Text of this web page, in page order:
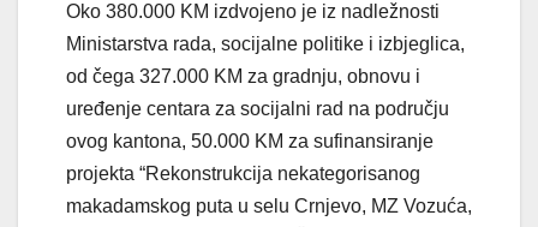
Oko 380.000 KM izdvojeno je iz nadležnosti
Ministarstva rada, socijalne politike i izbjeglica,
od čega 327.000 KM za gradnju, obnovu i
uređenje centara za socijalni rad na području
ovog kantona, 50.000 KM za sufinansiranje
projekta “Rekonstrukcija nekategorisanog
makadamskog puta u selu Crnjevo, MZ Vozuća,